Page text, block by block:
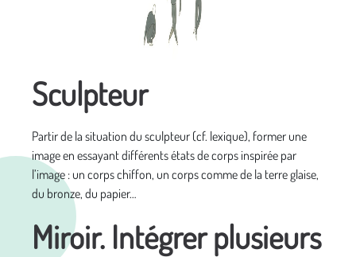
Sculpteur
Partir de la situation du sculpteur (cf. lexique), former une
image en essayant différents états de corps inspirée par
l’image : un corps chiffon, un corps comme de la terre glaise,
du bronze, du papier…
Miroir. Intégrer plusieurs